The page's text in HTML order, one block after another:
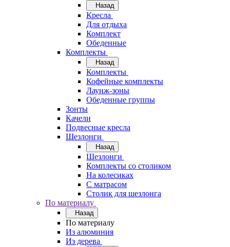
Назад
Кресла
Для отдыха
Комплект
Обеденные
Комплекты
Назад
Комплекты
Кофейные комплекты
Лаунж-зоны
Обеденные группы
Зонты
Качели
Подвесные кресла
Шезлонги
Назад
Шезлонги
Комплекты со столиком
На колесиках
С матрасом
Столик для шезлонга
По материалу
Назад
По материалу
Из алюминия
Из дерева